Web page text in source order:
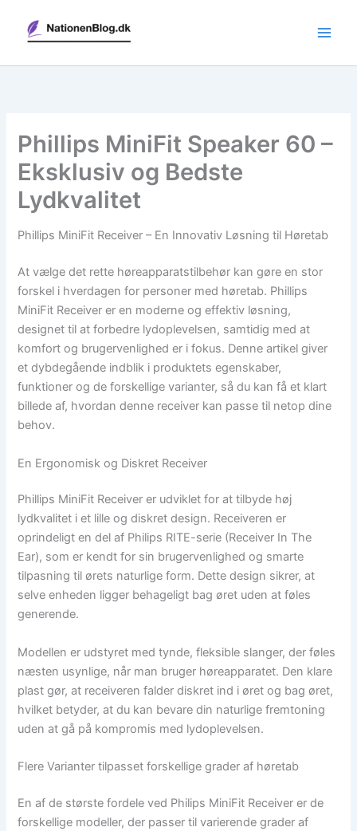
indholdet
Phillips MiniFit Speaker 60 –
Eksklusiv og Bedste
Lydkvalitet
Phillips MiniFit Receiver – En Innovativ Løsning til Høretab
At vælge det rette høreapparatstilbehør kan gøre en stor
forskel i hverdagen for personer med høretab. Phillips
MiniFit Receiver er en moderne og effektiv løsning,
designet til at forbedre lydoplevelsen, samtidig med at
komfort og brugervenlighed er i fokus. Denne artikel giver
et dybdegående indblik i produktets egenskaber,
funktioner og de forskellige varianter, så du kan få et klart
billede af, hvordan denne receiver kan passe til netop dine
behov.
En Ergonomisk og Diskret Receiver
Phillips MiniFit Receiver er udviklet for at tilbyde høj
lydkvalitet i et lille og diskret design. Receiveren er
oprindeligt en del af Philips RITE-serie (Receiver In The
Ear), som er kendt for sin brugervenlighed og smarte
tilpasning til ørets naturlige form. Dette design sikrer, at
selve enheden ligger behageligt bag øret uden at føles
generende.
Modellen er udstyret med tynde, fleksible slanger, der føles
næsten usynlige, når man bruger høreapparatet. Den klare
plast gør, at receiveren falder diskret ind i øret og bag øret,
hvilket betyder, at du kan bevare din naturlige fremtoning
uden at gå på kompromis med lydoplevelsen.
Flere Varianter tilpasset forskellige grader af høretab
En af de største fordele ved Philips MiniFit Receiver er de
forskellige modeller, der passer til varierende grader af